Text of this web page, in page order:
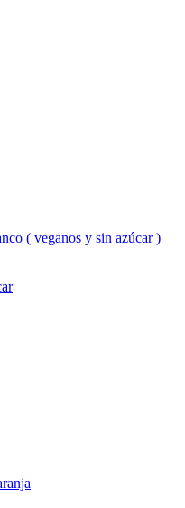
( veganos y sin azúcar )